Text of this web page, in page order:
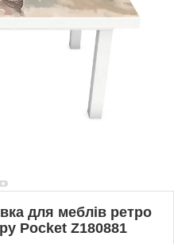
для меблів ретро
Pocket Z180881